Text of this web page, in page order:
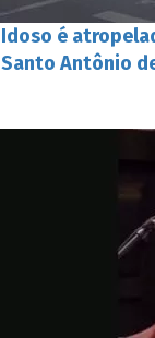
Idoso é
Santo Antônio